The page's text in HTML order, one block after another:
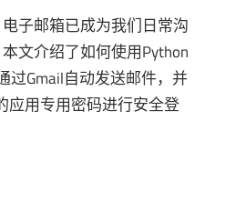
子邮箱已成为我们日常沟
文介绍了如何使用Python
过Gmail自动发送邮件，并
应用专用密码进行安全登